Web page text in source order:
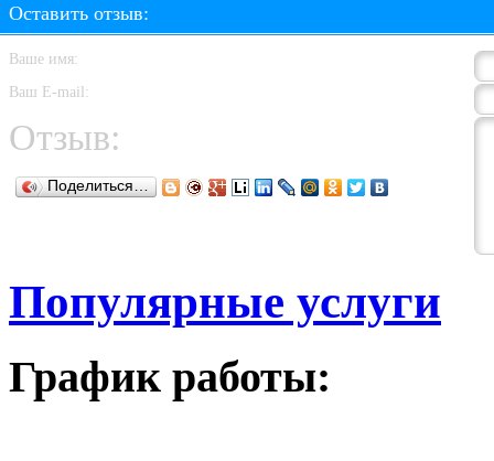
Оставить отзыв:
Ваше имя:
Ваш E-mail:
Отзыв:
Поделиться…
Популярные услуги
График работы: